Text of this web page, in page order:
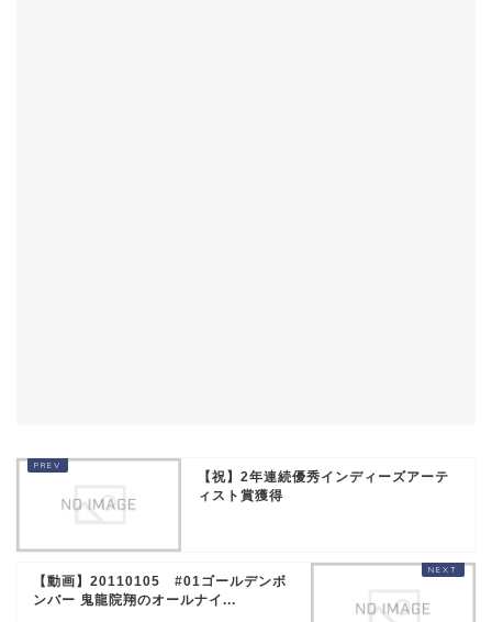
【祝】2年連続優秀インディーズアーテ
ィスト賞獲得
【動画】20110105 #01ゴールデンボ
ンバー 鬼龍院翔のオールナイ...